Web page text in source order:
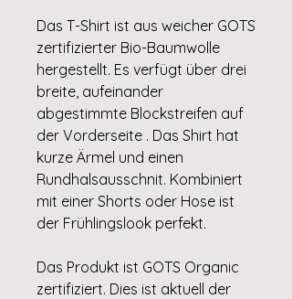
Das T-Shirt ist aus weicher GOTS
zertifizierter Bio-Baumwolle
hergestellt. Es verfügt über drei
breite, aufeinander
abgestimmte Blockstreifen auf
der Vorderseite . Das Shirt hat
kurze Ärmel und einen
Rundhalsausschnit. Kombiniert
mit einer Shorts oder Hose ist
der Frühlingslook perfekt.
Das Produkt ist GOTS Organic
zertifiziert. Dies ist aktuell der